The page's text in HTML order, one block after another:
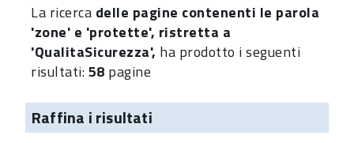
La ricerca delle pagine contenenti le parola
'zone' e 'protette', ristretta a
'QualitaSicurezza', ha prodotto i seguenti
risultati:58 pagine
Raffina i risultati